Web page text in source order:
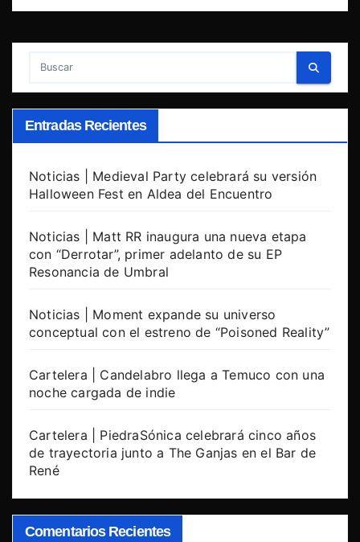
Entradas Recientes
Noticias | Medieval Party celebrará su versión
Halloween Fest en Aldea del Encuentro
Noticias | Matt RR inaugura una nueva etapa
con “Derrotar”, primer adelanto de su EP
Resonancia de Umbral
Noticias | Moment expande su universo
conceptual con el estreno de “Poisoned Reality”
Cartelera | Candelabro llega a Temuco con una
noche cargada de indie
Cartelera | PiedraSónica celebrará cinco años
de trayectoria junto a The Ganjas en el Bar de
René
Comentarios Recientes